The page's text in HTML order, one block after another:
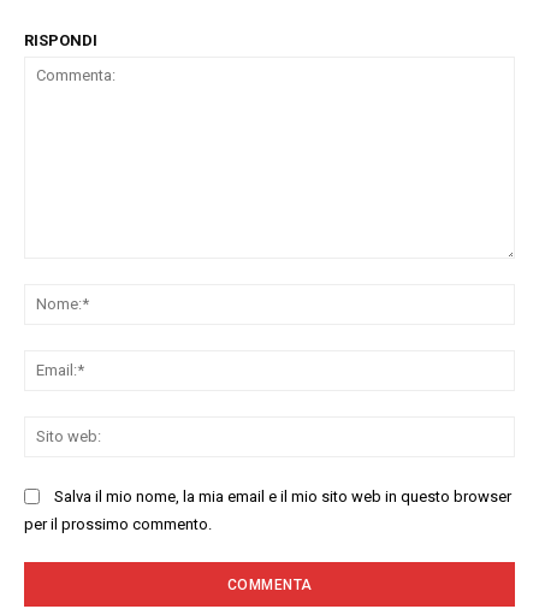
RISPONDI
Salva il mio nome, la mia email e il mio sito web in questo browser
per il prossimo commento.